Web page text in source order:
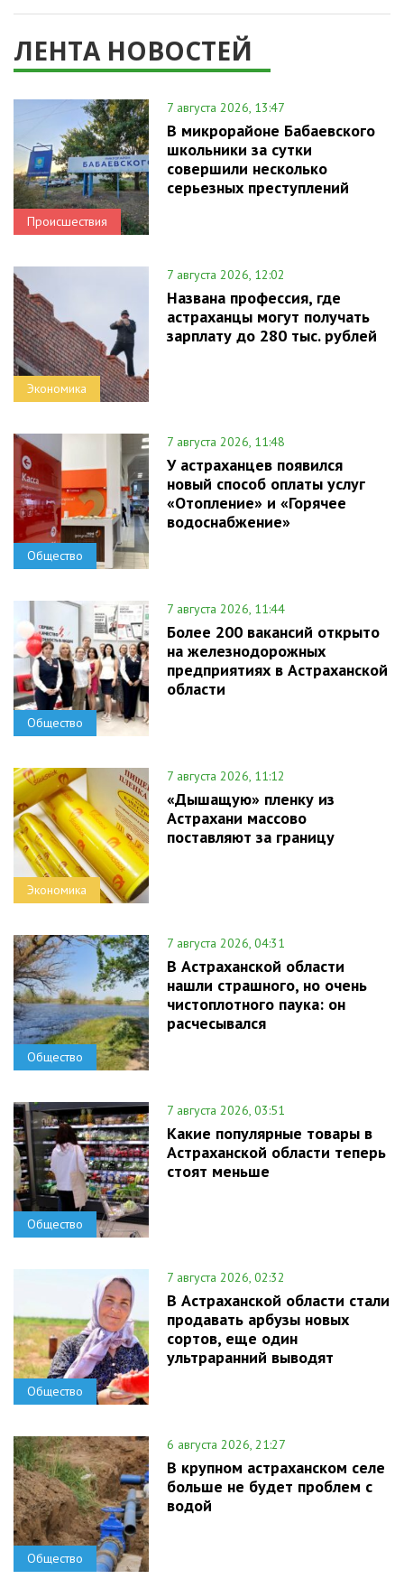
ЛЕНТА НОВОСТЕЙ
Происшествия
7 августа 2026, 13:47
В микрорайоне Бабаевского
школьники за сутки
совершили несколько
серьезных преступлений
Экономика
7 августа 2026, 12:02
Названа профессия, где
астраханцы могут получать
зарплату до 280 тыс. рублей
Общество
7 августа 2026, 11:48
У астраханцев появился
новый способ оплаты услуг
«Отопление» и «Горячее
водоснабжение»
Общество
7 августа 2026, 11:44
Более 200 вакансий открыто
на железнодорожных
предприятиях в Астраханской
области
Экономика
7 августа 2026, 11:12
«Дышащую» пленку из
Астрахани массово
поставляют за границу
Общество
7 августа 2026, 04:31
В Астраханской области
нашли страшного, но очень
чистоплотного паука: он
расчесывался
Общество
7 августа 2026, 03:51
Какие популярные товары в
Астраханской области теперь
стоят меньше
Общество
7 августа 2026, 02:32
В Астраханской области стали
продавать арбузы новых
сортов, еще один
ультраранний выводят
Общество
6 августа 2026, 21:27
В крупном астраханском селе
больше не будет проблем с
водой